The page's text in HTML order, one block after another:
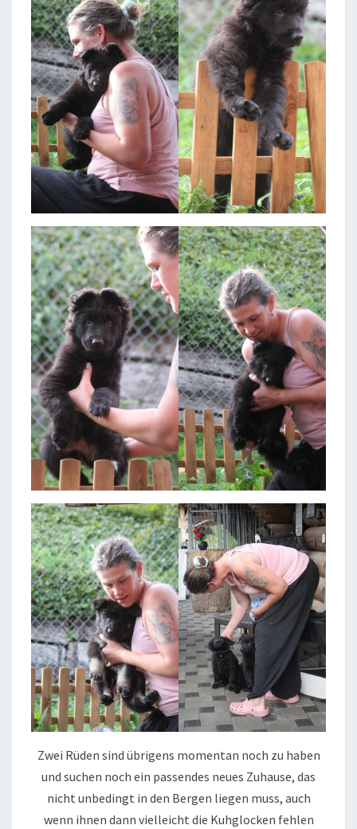
Zwei Rüden sind übrigens momentan noch zu haben
und suchen noch ein passendes neues Zuhause, das
nicht unbedingt in den Bergen liegen muss, auch
wenn ihnen dann vielleicht die Kuhglocken fehlen